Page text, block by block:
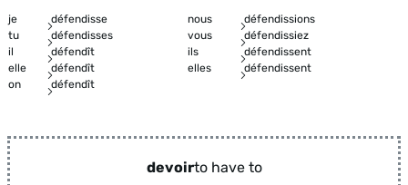
je défendisse nous
défendissions
tu
défendisses vous
défendissiez
il
défendît ils
défendissent
elle
défendît elles
défendissent
on
défendît
devoirto have to